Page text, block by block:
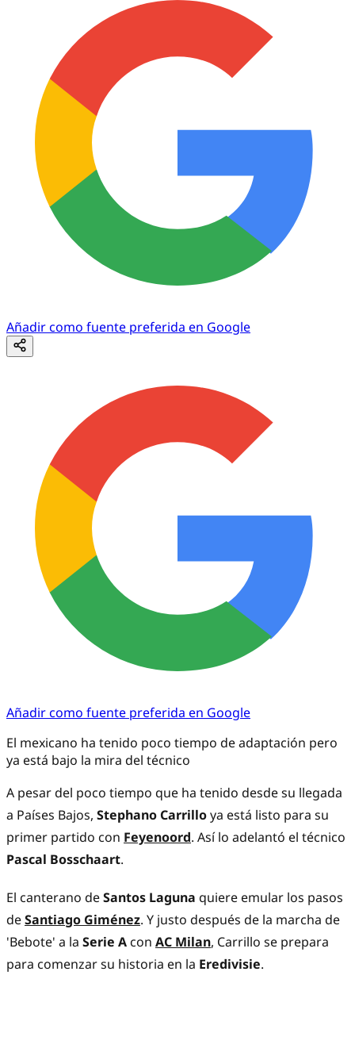
Añadir como fuente preferida en Google
Añadir como fuente preferida en Google
El mexicano ha tenido poco tiempo de adaptación pero
ya está bajo la mira del técnico
A pesar del poco tiempo que ha tenido desde su llegada
a Países Bajos, Stephano Carrilloya está listo para su
primer partido con Feyenoord. Así lo adelantó el técnico
Pascal Bosschaart.
El canterano deSantos Laguna quiere emular los pasos
deSantiago Giménez. Y justo después de la marcha de
'Bebote' a la Serie A con AC Milan, Carrillo se prepara
para comenzar su historia en la Eredivisie.